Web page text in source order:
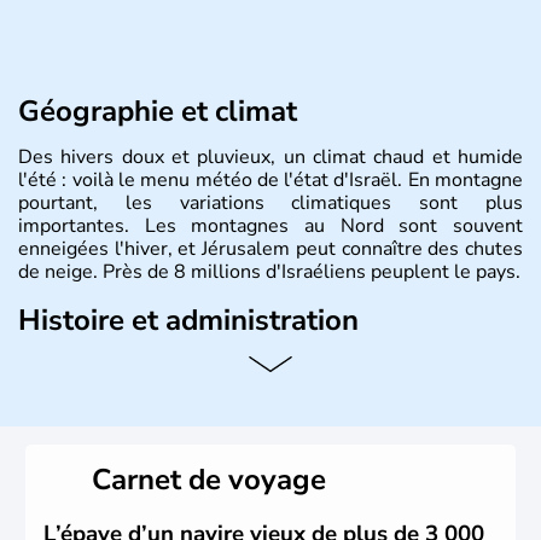
Géographie et climat
Des hivers doux et pluvieux, un climat chaud et humide
l'été : voilà le menu météo de l'état d'Israël. En montagne
pourtant, les variations climatiques sont plus
importantes. Les montagnes au Nord sont souvent
enneigées l'hiver, et Jérusalem peut connaître des chutes
de neige. Près de 8 millions d'Israéliens peuplent le pays.
Histoire et administration
L'Israël est un état de la partie est de la Méditerranée,
vrai essor économique dans le domaine des nouvelles
Carnet de voyage
L’épave d’un navire vieux de plus de 3 000